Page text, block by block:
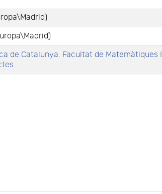
de Catalunya. Facultat de Matemàtiques I